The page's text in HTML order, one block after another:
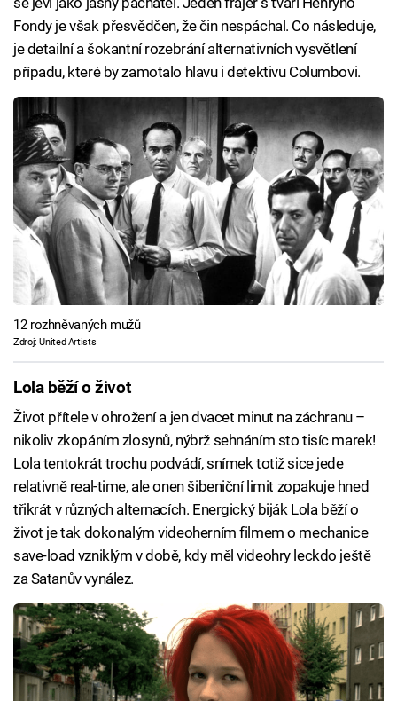
Fondy je však přesvědčen, že čin nespáchal. Co následuje,
je detailní a šokantní rozebrání alternativních vysvětlení
případu, které by zamotalo hlavu i detektivu Columbovi.
12 rozhněvaných mužů
Zdroj: United Artists
Lola běží o život
Život přítele v ohrožení a jen dvacet minut na záchranu –
nikoliv zkopáním zlosynů, nýbrž sehnáním sto tisíc marek!
Lola tentokrát trochu podvádí, snímek totiž sice jede
relativně real-time, ale onen šibeniční limit zopakuje hned
třikrát v různých alternacích. Energický biják Lola běží o
život je tak dokonalým videoherním filmem o mechanice
save-load vzniklým v době, kdy měl videohry leckdo ještě
za Satanův vynález.